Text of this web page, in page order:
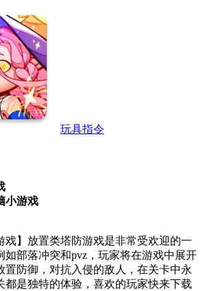
玩具指令
小游戏
戏】放置类塔防游戏是非常受欢迎的一
如部落冲突和pvz，玩家将在游戏中展开
置防御，对抗入侵的敌人，在关卡中永
都是独特的体验，喜欢的玩家快来下载